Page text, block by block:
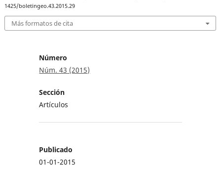
1425/boletingeo.43.2015.29
Más formatos de cita
Número
Núm. 43 (2015)
Sección
Artículos
Publicado
01-01-2015